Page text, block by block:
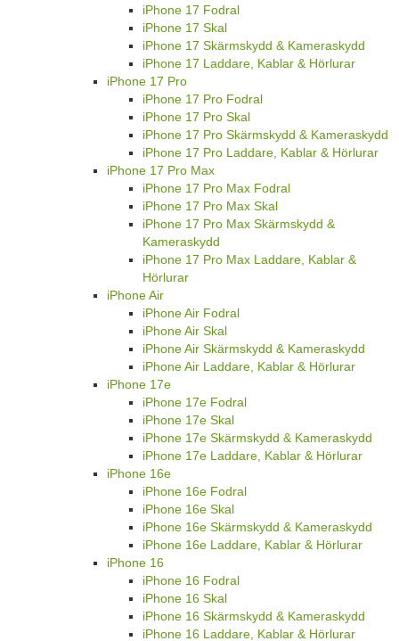
iPhone 17 Fodral
iPhone 17 Skal
iPhone 17 Skärmskydd & Kameraskydd
iPhone 17 Laddare, Kablar & Hörlurar
iPhone 17 Pro
iPhone 17 Pro Fodral
iPhone 17 Pro Skal
iPhone 17 Pro Skärmskydd & Kameraskydd
iPhone 17 Pro Laddare, Kablar & Hörlurar
iPhone 17 Pro Max
iPhone 17 Pro Max Fodral
iPhone 17 Pro Max Skal
iPhone 17 Pro Max Skärmskydd &
Kameraskydd
iPhone 17 Pro Max Laddare, Kablar &
Hörlurar
iPhone Air
iPhone Air Fodral
iPhone Air Skal
iPhone Air Skärmskydd & Kameraskydd
iPhone Air Laddare, Kablar & Hörlurar
iPhone 17e
iPhone 17e Fodral
iPhone 17e Skal
iPhone 17e Skärmskydd & Kameraskydd
iPhone 17e Laddare, Kablar & Hörlurar
iPhone 16e
iPhone 16e Fodral
iPhone 16e Skal
iPhone 16e Skärmskydd & Kameraskydd
iPhone 16e Laddare, Kablar & Hörlurar
iPhone 16
iPhone 16 Fodral
iPhone 16 Skal
iPhone 16 Skärmskydd & Kameraskydd
iPhone 16 Laddare, Kablar & Hörlurar